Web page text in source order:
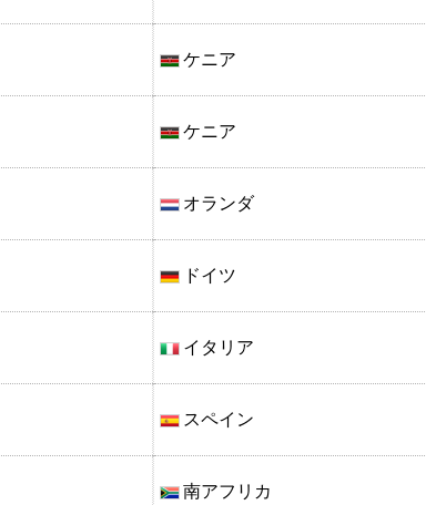
ケニア
ケニア
オランダ
ドイツ
イタリア
スペイン
南アフリカ